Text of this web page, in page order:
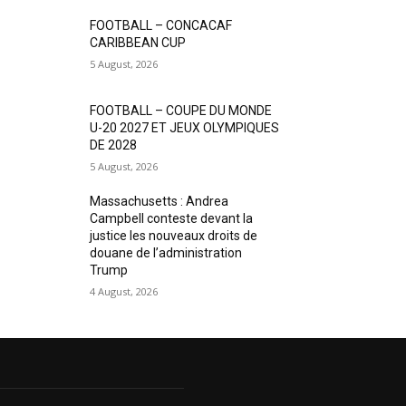
FOOTBALL – CONCACAF
CARIBBEAN CUP
5 August, 2026
FOOTBALL – COUPE DU MONDE
U-20 2027 ET JEUX OLYMPIQUES
DE 2028
5 August, 2026
Massachusetts : Andrea
Campbell conteste devant la
justice les nouveaux droits de
douane de l’administration
Trump
4 August, 2026